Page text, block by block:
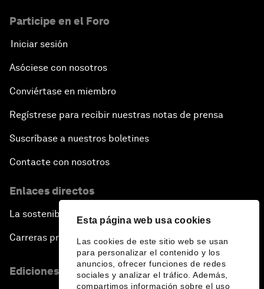
Esta página web usa cookies
Las cookies de este sitio web se usan
para personalizar el contenido y los
anuncios, ofrecer funciones de redes
sociales y analizar el tráfico. Además,
compartimos información sobre el uso
Participe en el Foro
Iniciar sesión
Asóciese con nosotros
Conviértase en miembro
Regístrese para recibir nuestras notas de prensa
Suscríbase a nuestros boletines
Contacte con nosotros
Enlaces directos
La sostenibilidad en el Foro
Carreras profesionales
Ediciones en otros idiomas